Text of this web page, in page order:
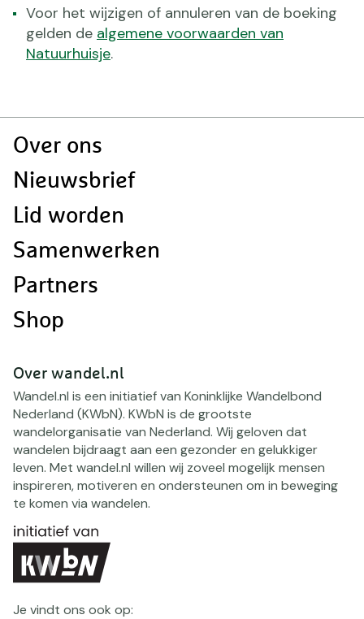
Voor het wijzigen of annuleren van de boeking
gelden de algemene voorwaarden van
Natuurhuisje.
Doormat
Over ons
Nieuwsbrief
Lid worden
Samenwerken
Partners
Shop
Over wandel.nl
Wandel.nl is een initiatief van Koninklijke Wandelbond
Nederland (KWbN). KWbN is de grootste
wandelorganisatie van Nederland. Wij geloven dat
wandelen bijdraagt aan een gezonder en gelukkiger
leven. Met wandel.nl willen wij zoveel mogelijk mensen
inspireren, motiveren en ondersteunen om in beweging
te komen via wandelen.
Je vindt ons ook op: